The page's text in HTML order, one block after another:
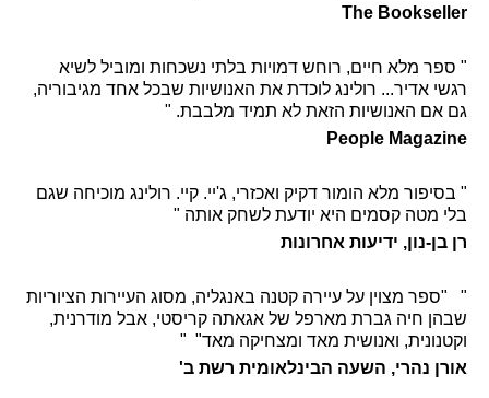
The Bookseller
" ספר מלא חיים, רוחש דמויות בלתי נשכחות ומוביל לשיא
רגשי אדיר... רולינג לוכדת את האנושיות שבכל אחד מגיבוריה,
גם אם האנושיות הזאת לא תמיד מלבבת. "
People Magazine
" בסיפור מלא הומור דקיק ואכזרי, ג'יי. קיי. רולינג מוכיחה שגם
בלי מטה קסמים היא יודעת לשחק אותה "
רן בן-נון, ידיעות אחרונות
" "ספר מצוין על עיירה קטנה באנגליה, מסוג העיירות הציוריות
שבהן חיה גברת מארפל של אגאתה קריסטי, אבל מודרנית,
וקטנונית, ואנושית מאד ומצחיקה מאד" "
אורן נהרי, השעה הבינלאומית רשת ב'